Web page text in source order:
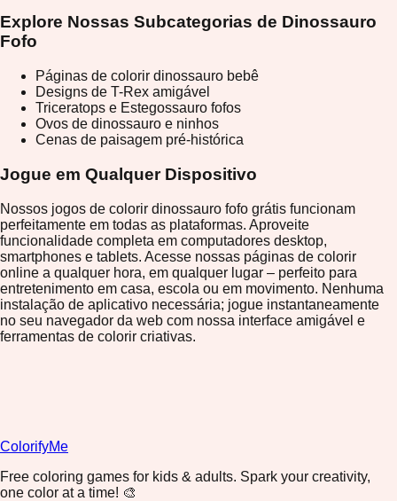
Explore Nossas Subcategorias de Dinossauro
Fofo
Páginas de colorir dinossauro bebê
Designs de T-Rex amigável
Triceratops e Estegossauro fofos
Ovos de dinossauro e ninhos
Cenas de paisagem pré-histórica
Jogue em Qualquer Dispositivo
Nossos jogos de colorir dinossauro fofo grátis funcionam
perfeitamente em todas as plataformas. Aproveite
funcionalidade completa em computadores desktop,
smartphones e tablets. Acesse nossas páginas de colorir
online a qualquer hora, em qualquer lugar – perfeito para
entretenimento em casa, escola ou em movimento. Nenhuma
instalação de aplicativo necessária; jogue instantaneamente
no seu navegador da web com nossa interface amigável e
ferramentas de colorir criativas.
ColorifyMe
Free coloring games for kids & adults. Spark your creativity,
one color at a time! 🎨